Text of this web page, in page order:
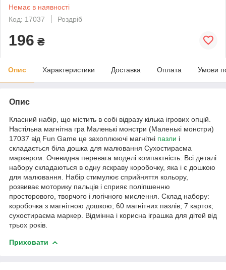
Немає в наявності
Код: 17037
Роздріб
196 ₴
Опис Характеристики Доставка Оплата Умови
Опис
Класний набір, що містить в собі відразу кілька ігрових опцій.
Настільна магнітна гра Маленькі монстри (Маленькі монстри)
17037 від Fun Game це захоплюючі магнітні пазли і
складається біла дошка для малювання Сухостираєма
маркером. Очевидна перевага моделі компактність. Всі деталі
набору складаються в одну яскраву коробочку, яка і є дошкою
для малювання. Набір стимулює сприйняття кольору,
розвиває моторику пальців і сприяє поліпшенню
просторового, творчого і логічного мислення. Склад набору:
коробочка з магнітною дошкою; 60 магнітних пазлів; 7 карток;
сухостираєма маркер. Відмінна і корисна іграшка для дітей від
трьох років.
Приховати